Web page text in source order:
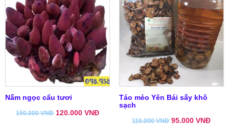
Nấm ngọc cẩu tươi
150.000VNĐ 120.000VNĐ
Táo mèo Yên Bái sấy khô
sạch
110.000VNĐ 95.000VNĐ